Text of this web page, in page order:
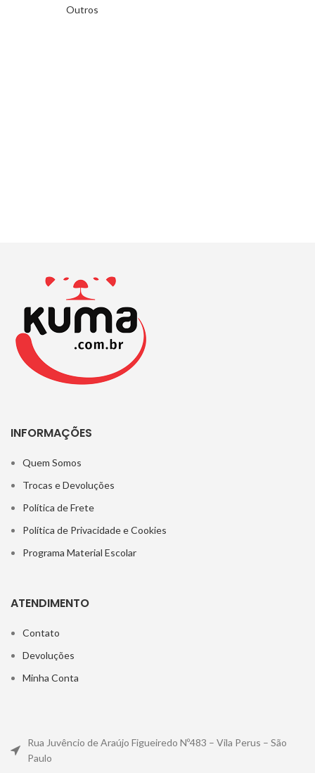
Outros
INFORMAÇÕES
Quem Somos
Trocas e Devoluções
Política de Frete
Política de Privacidade e Cookies
Programa Material Escolar
ATENDIMENTO
Contato
Devoluções
Minha Conta
Rua Juvêncio de Araújo Figueiredo Nº483 – Vila Perus – São
Paulo